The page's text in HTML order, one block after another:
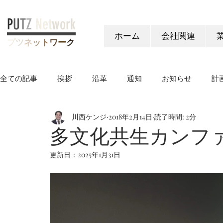
ホーム 会社関連
PUTZ Network
プツネ ッ ト ワーク
全ての記事 挨拶 沿革 通知 お知らせ 計
ヤングケアラー制度
多文化共生カンフ
川西ケンジ 2018年2月14日 読了時間: 2分
更新日： 2025年1月31日